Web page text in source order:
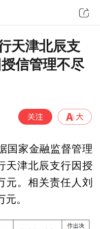
天津北辰支
信管理不尽
国家金融监督管理
天津北辰支行因授
元。相关责任人刘
。